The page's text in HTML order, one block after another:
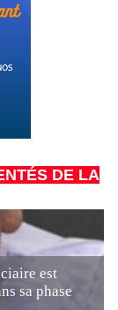
DE LA
est
sa phase